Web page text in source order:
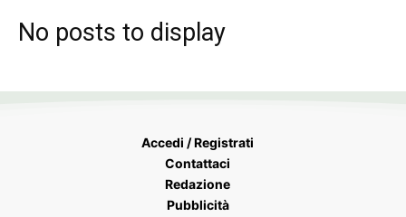
No posts to display
Accedi / Registrati
Contattaci
Redazione
Pubblicità